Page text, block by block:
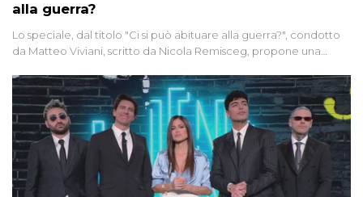
alla guerra?
Lo speciale, dal titolo "Ci si può abituare alla guerra?", condotto
da Matteo Viviani, scritto da Nicola Remisceg, propone una
di settore - su quanto la guerra sia diventata una realtà pervasiva.
Anche se l'Italia non è direttamente coinvolta in conflitti armati, il
contesto globale rende impossibile considerarla un fenomeno
lontano.